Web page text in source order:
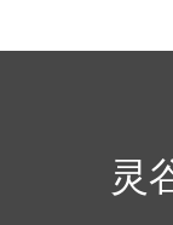
灵